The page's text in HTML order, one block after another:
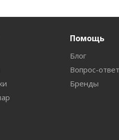
Помощь
Блог
Вопрос-ответ
Бренды